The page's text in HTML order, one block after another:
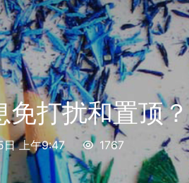
免打扰和置顶？
上午9:47 1767